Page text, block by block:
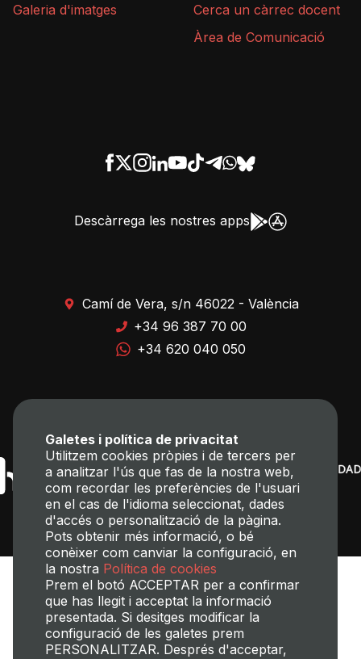
Galeria d'imatges
Cerca un càrrec docent
Àrea de Comunicació
Descàrrega les nostres apps
Camí de Vera, s/n 46022 - València
+34 96 387 70 00
+34 620 040 050
Galetes i política de privacitat
Utilitzem cookies pròpies i de tercers per
a analitzar l'ús que fas de la nostra web,
com recordar les preferències de l'usuari
en el cas de l'idioma seleccionat, dades
d'accés o personalització de la pàgina.
Pots obtenir més informació, o bé
conèixer com canviar la configuració, en
la nostra Política de cookies
Prem el botó ACCEPTAR per a confirmar
que has llegit i acceptat la informació
presentada. Si desitges modificar la
configuració de les galetes prem
PERSONALITZAR. Després d'acceptar,